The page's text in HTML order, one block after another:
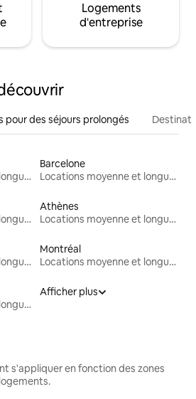
Logements
d'entreprise
pour des séjours prolongés
Locations moyenne et longue durée
Barcelone
Locations moyenne et longue durée
Locations moyenne et longue durée
Athènes
Locations moyenne et longue durée
Locations moyenne et longue durée
Montréal
Locations moyenne et longue durée
Locations moyenne et longue durée
Afficher plus
s'appliquer en fonction des zones